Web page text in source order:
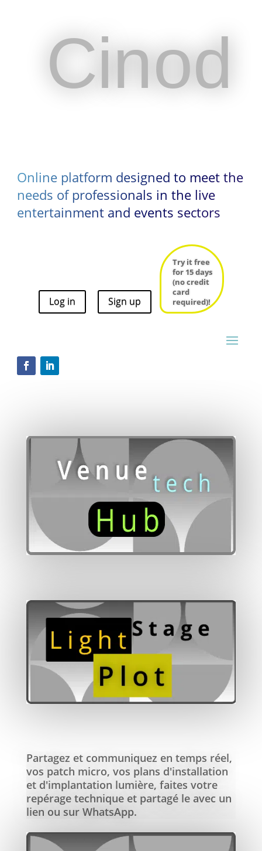
Cinod
Online platform designed to meet the
needs of professionals in the live
entertainment and events sectors
Log in Sign up
Try it free
for 15 days
(no credit
card
required)!
Cinod
Online platform designed to meet the
needs of professionals in the live
entertainment and events sectors
Log in Sign up
Try it free
for 15 days
(no credit
card
required)!
Partagez et communiquez en temps réel,
vos patch micro, vos plans d'installation
et d'implantation lumière, faites votre
repérage technique et partagé le avec un
lien ou sur WhatsApp.